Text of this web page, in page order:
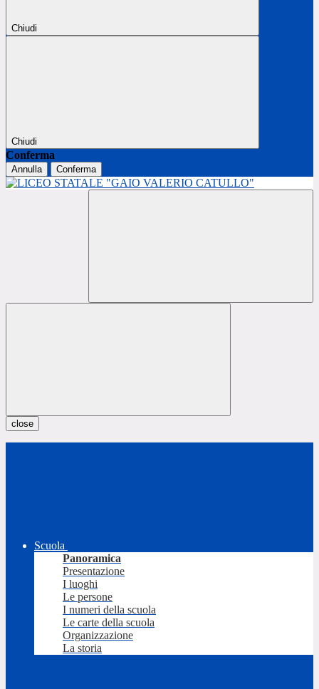
Chiudi
Chiudi
Conferma
Annulla Conferma
close
Scuola
Panoramica
Presentazione
I luoghi
Le persone
I numeri della scuola
Le carte della scuola
Organizzazione
La storia